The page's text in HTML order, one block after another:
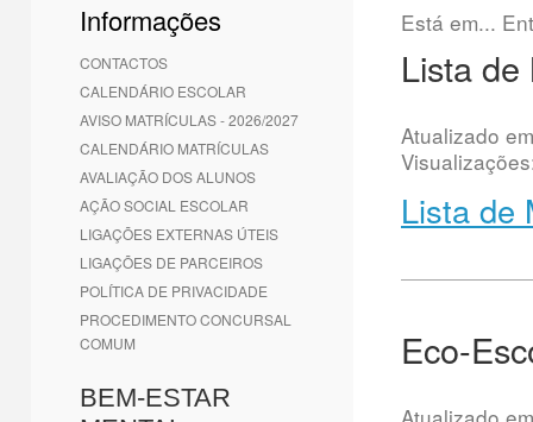
Informações
CONTACTOS
CALENDÁRIO ESCOLAR
AVISO MATRÍCULAS - 2026/2027
CALENDÁRIO MATRÍCULAS
AVALIAÇÃO DOS ALUNOS
AÇÃO SOCIAL ESCOLAR
LIGAÇÕES EXTERNAS ÚTEIS
LIGAÇÕES DE PARCEIROS
POLÍTICA DE PRIVACIDADE
PROCEDIMENTO CONCURSAL
COMUM
BEM-ESTAR
Está em...
Lista
Atualizado
Lista de
Eco-